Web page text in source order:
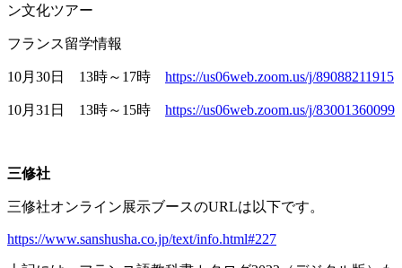
ン文化ツアー
フランス留学情報
10月 30日 13時～ 17時 https://us06web.zoom.us/j/89088211915
10月 31 日 13時～ 15時 https://us06web.zoom.us/j/83001360099
三修社
三修社オンライン展示ブースのURLは以下です。
https://www.sanshusha.co.jp/text/info.html#227